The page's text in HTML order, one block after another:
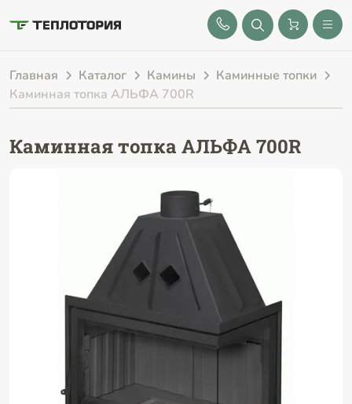
8 (843) 212-25-32
Главная Каталог Камины
Каминные топки
Каминная топка АЛЬФА 700R
Каминная топка АЛЬФА 700R